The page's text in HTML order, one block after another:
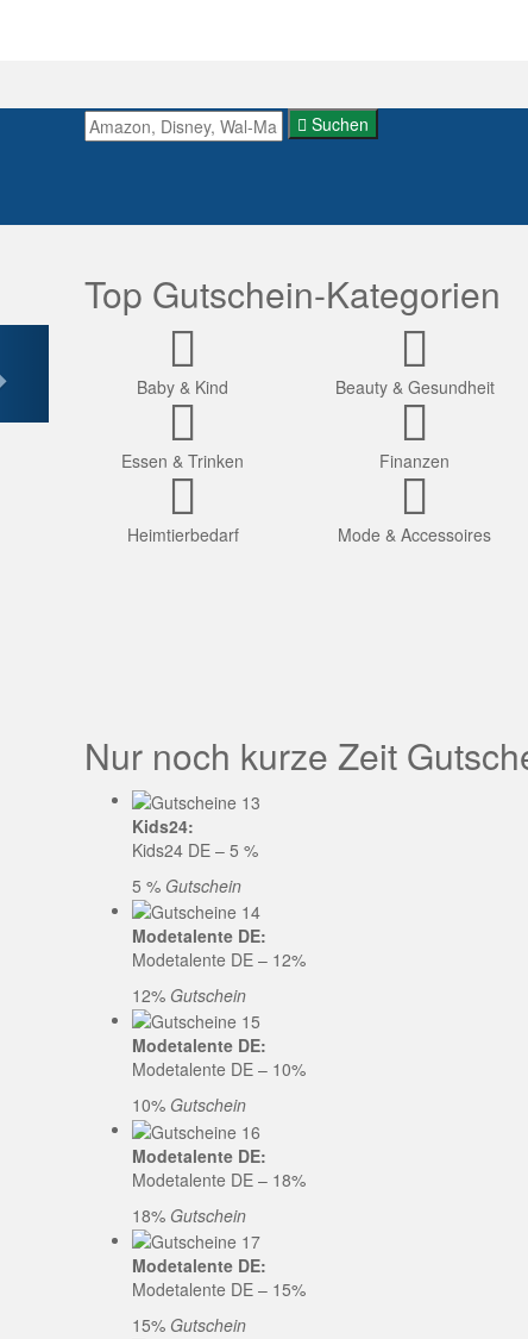
Suchen
Top Gutschein-Kategorien
Baby & Kind Beauty & Gesundheit
Essen & Trinken Finanzen
Heimtierbedarf Mode & Accessoires
Nur noch kurze Zeit
Kids24:
Kids24 DE – 5 %
5 % Gutschein
Modetalente DE:
Modetalente DE – 12%
12% Gutschein
Modetalente DE:
Modetalente DE – 10%
10% Gutschein
Modetalente DE:
Modetalente DE – 18%
18% Gutschein
Modetalente DE:
Modetalente DE – 15%
15% Gutschein